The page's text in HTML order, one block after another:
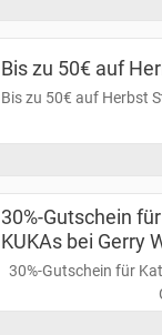
Bis zu 50€ auf
Bis zu 50€ auf Herbst
30%-Gutschein
KUKAs bei Gerry
30%-Gutschein für